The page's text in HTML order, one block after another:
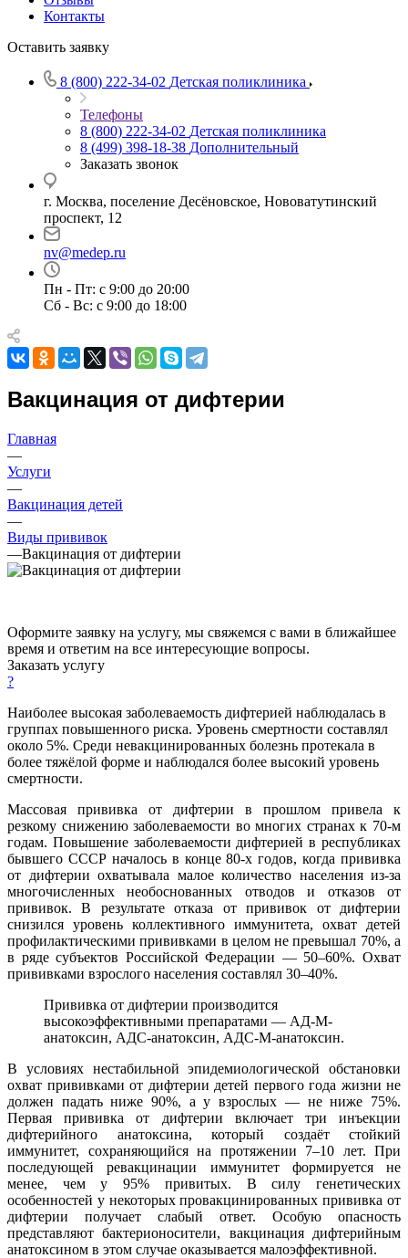
Контакты
Оставить заявку
8 (800) 222-34-02 Детская поликлиника
Телефоны
8 (800) 222-34-02 Детская поликлиника
8 (499) 398-18-38 Дополнительный
Заказать звонок
г. Москва, поселение Десёновское, Нововатутинский
проспект, 12
nv@medep.ru
Пн - Пт: с 9:00 до 20:00
Сб - Вс: с 9:00 до 18:00
Вакцинация от дифтерии
Главная
—
Услуги
—
Вакцинация детей
—
Виды прививок
—Вакцинация от дифтерии
Оформите заявку на услугу, мы свяжемся с вами в ближайшее
время и ответим на все интересующие вопросы.
Заказать услугу
?
Наиболее высокая заболеваемость дифтерией наблюдалась в
группах повышенного риска. Уровень смертности составлял
около 5%. Среди невакцинированных болезнь протекала в
более тяжёлой форме и наблюдался более высокий уровень
смертности.
Массовая прививка от дифтерии в прошлом привела к
резкому снижению заболеваемости во многих странах к 70-м
годам. Повышение заболеваемости дифтерией в республиках
бывшего СССР началось в конце 80-х годов, когда прививка
от дифтерии охватывала малое количество населения из-за
многочисленных необоснованных отводов и отказов от
прививок. В результате отказа от прививок от дифтерии
снизился уровень коллективного иммунитета, охват детей
профилактическими прививками в целом не превышал 70%, а
в ряде субъектов Российской Федерации — 50–60%. Охват
прививками взрослого населения составлял 30–40%.
Прививка от дифтерии производится
высокоэффективными препаратами — АД-М-
анатоксин, АДС-анатоксин, АДС-М-анатоксин.
В условиях нестабильной эпидемиологической обстановки
охват прививками от дифтерии детей первого года жизни не
должен падать ниже 90%, а у взрослых — не ниже 75%.
Первая прививка от дифтерии включает три инъекции
дифтерийного анатоксина, который создаёт стойкий
иммунитет, сохраняющийся на протяжении 7–10 лет. При
последующей ревакцинации иммунитет формируется не
менее, чем у 95% привитых. В силу генетических
особенностей у некоторых провакцинированных прививка от
дифтерии получает слабый ответ. Особую опасность
представляют бактерионосители, вакцинация дифтерийным
анатоксином в этом случае оказывается малоэффективной.